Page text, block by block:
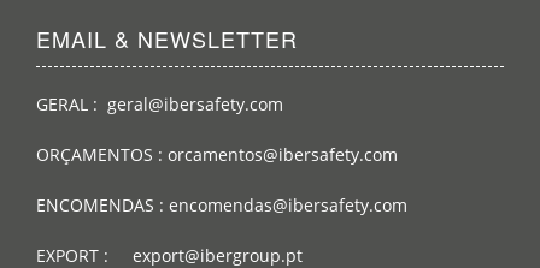
EMAIL & NEWSLETTER
GERAL : geral@ibersafety.com
ORÇAMENTOS : orcamentos@ibersafety.com
ENCOMENDAS : encomendas@ibersafety.com
EXPORT : export@ibergroup.pt